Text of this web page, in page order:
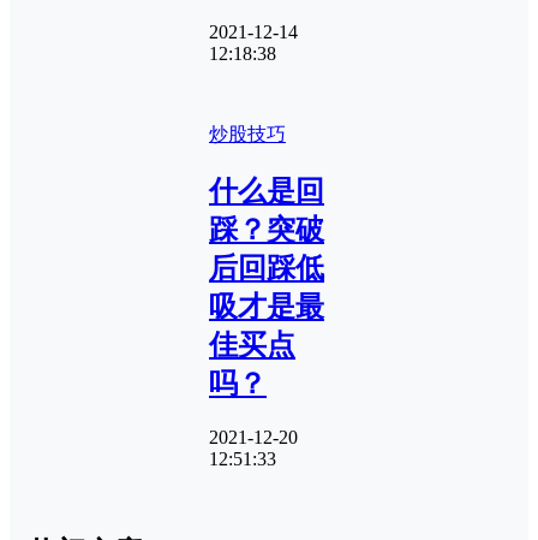
2021-12-14
12:18:38
炒股技巧
什么是回
踩？突破
后回踩低
吸才是最
佳买点
吗？
2021-12-20
12:51:33